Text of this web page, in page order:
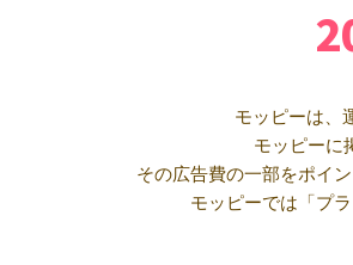
モッピーは、
モッピーに
その広告費の一部をポイ
モッピーでは「プ